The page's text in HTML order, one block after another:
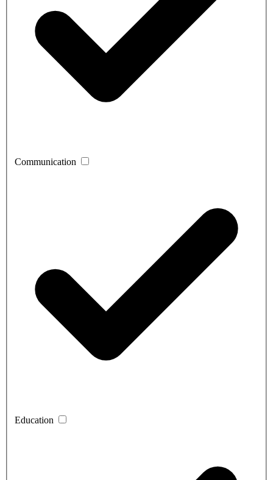
Communication
Education